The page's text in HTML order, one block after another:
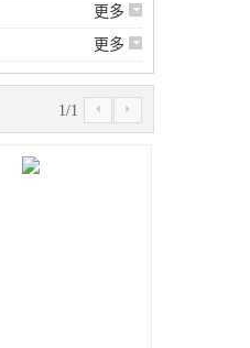
更多 6
更多 6
1 /1 4 5